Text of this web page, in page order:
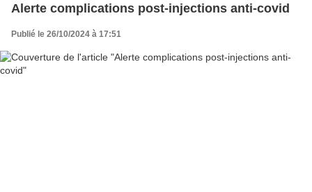
Alerte complications post-injections anti-covid
Publié le 26/10/2024 à 17:51